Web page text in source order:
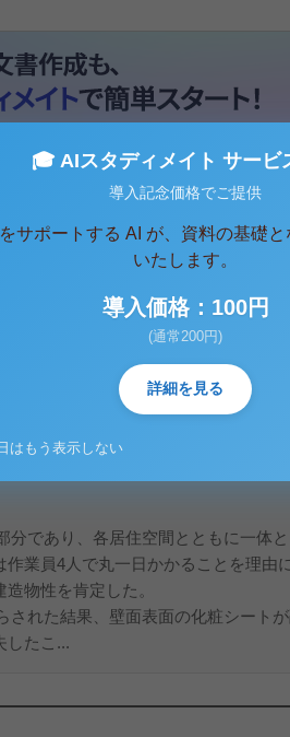
ータがみえます。 )
ョンのほぼ中央部に設置された9人
、ライターで新聞紙等に点火し、こ
んだ新聞紙等に投げつけて火を放ち
表面の化粧シート約0.3㎡を燃焼させ
、独立の非現住建造物である。
であり、各居住空間とともに一体
業員4人で丸一日かかることを理由
物性を肯定した。
された結果、壁面表面の化粧シート
したこ...
🎓 AIスタディメイト サービ
導入記念価格でご提供
サポートする AI が、資料の基礎
いたします。
導入価格：100円
(通常200円)
詳細を見る
はもう表示しない